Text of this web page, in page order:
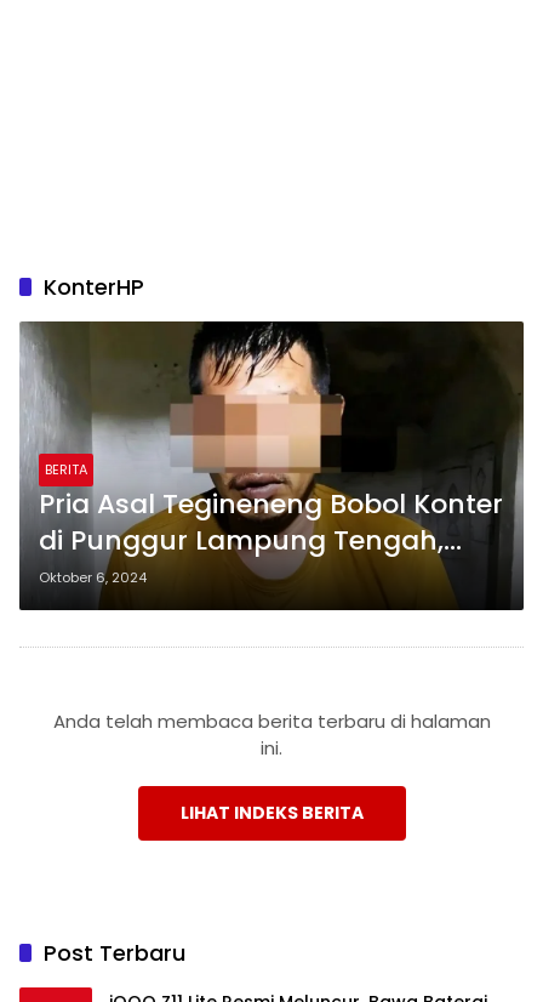
KonterHP
BERITA
Pria Asal Tegineneng Bobol Konter
di Punggur Lampung Tengah,
Polisi Gagalkan Amuk Massa
Oktober 6, 2024
Anda telah membaca berita terbaru di halaman
ini.
LIHAT INDEKS BERITA
Post Terbaru